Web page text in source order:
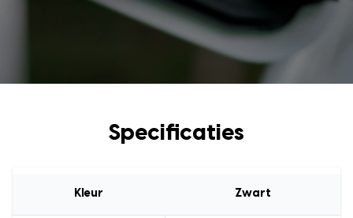
Specificaties
Kleur Zwart